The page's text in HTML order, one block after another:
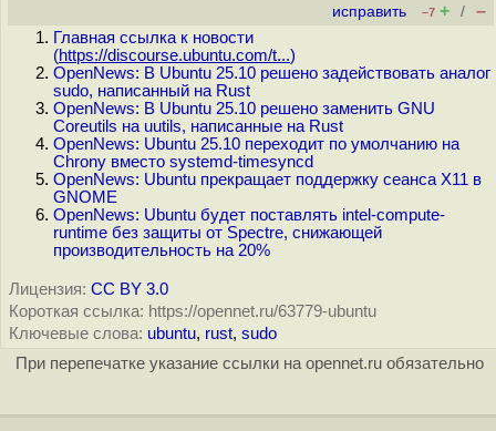
исправить –7 + / –
Главная ссылка к новости
(https://discourse.ubuntu.com/t...)
OpenNews: В Ubuntu 25.10 решено задействовать аналог
sudo, написанный на Rust
OpenNews: В Ubuntu 25.10 решено заменить GNU
Coreutils на uutils, написанные на Rust
OpenNews: Ubuntu 25.10 переходит по умолчанию на
Chrony вместо systemd-timesyncd
OpenNews: Ubuntu прекращает поддержку сеанса X11 в
GNOME
OpenNews: Ubuntu будет поставлять intel-compute-
runtime без защиты от Spectre, снижающей
производительность на 20%
Лицензия: CC BY 3.0
Короткая ссылка: https://opennet.ru/63779-ubuntu
Ключевые слова: ubuntu, rust, sudo
При перепечатке указание ссылки на opennet.ru обязательно